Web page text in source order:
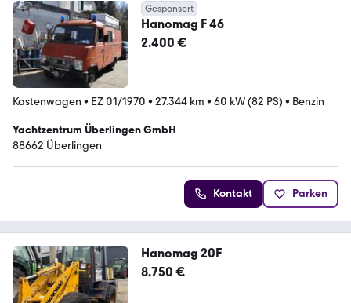
Gesponsert
Hanomag F 46
2.400 €
Kastenwagen • EZ 01/1970 • 27.344 km • 60 kW (82 PS) • Benzin
Yachtzentrum Überlingen GmbH
88662 Überlingen
Kontakt Parken
Hanomag 20F
8.750 €